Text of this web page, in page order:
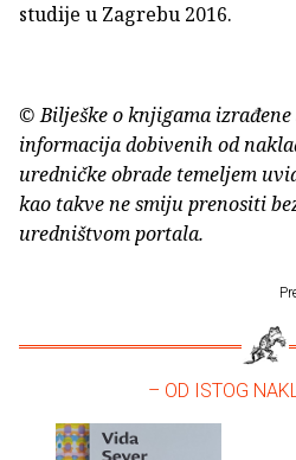
studije u Zagrebu 2016.
© Bilješke o knjigama izrađene
informacija dobivenih od
uredničke obrade temeljem
kao takve ne smiju prenositi
uredništvom portala.
– OD ISTOG